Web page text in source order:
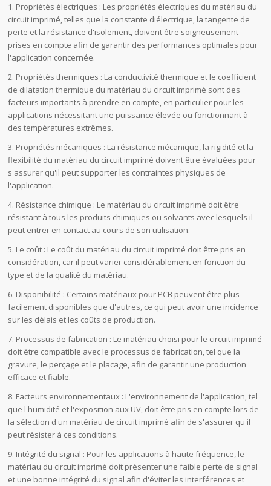
1. Propriétés électriques : Les propriétés électriques du matériau du
circuit imprimé, telles que la constante diélectrique, la tangente de
perte et la résistance d'isolement, doivent être soigneusement
prises en compte afin de garantir des performances optimales pour
l'application concernée.
2. Propriétés thermiques : La conductivité thermique et le coefficient
de dilatation thermique du matériau du circuit imprimé sont des
facteurs importants à prendre en compte, en particulier pour les
applications nécessitant une puissance élevée ou fonctionnant à
des températures extrêmes.
3. Propriétés mécaniques : La résistance mécanique, la rigidité et la
flexibilité du matériau du circuit imprimé doivent être évaluées pour
s'assurer qu'il peut supporter les contraintes physiques de
l'application.
4. Résistance chimique : Le matériau du circuit imprimé doit être
résistant à tous les produits chimiques ou solvants avec lesquels il
peut entrer en contact au cours de son utilisation.
5. Le coût : Le coût du matériau du circuit imprimé doit être pris en
considération, car il peut varier considérablement en fonction du
type et de la qualité du matériau.
6. Disponibilité : Certains matériaux pour PCB peuvent être plus
facilement disponibles que d'autres, ce qui peut avoir une incidence
sur les délais et les coûts de production.
7. Processus de fabrication : Le matériau choisi pour le circuit imprimé
doit être compatible avec le processus de fabrication, tel que la
gravure, le perçage et le placage, afin de garantir une production
efficace et fiable.
8. Facteurs environnementaux : L'environnement de l'application, tel
que l'humidité et l'exposition aux UV, doit être pris en compte lors de
la sélection d'un matériau de circuit imprimé afin de s'assurer qu'il
peut résister à ces conditions.
9. Intégrité du signal : Pour les applications à haute fréquence, le
matériau du circuit imprimé doit présenter une faible perte de signal
et une bonne intégrité du signal afin d'éviter les interférences et